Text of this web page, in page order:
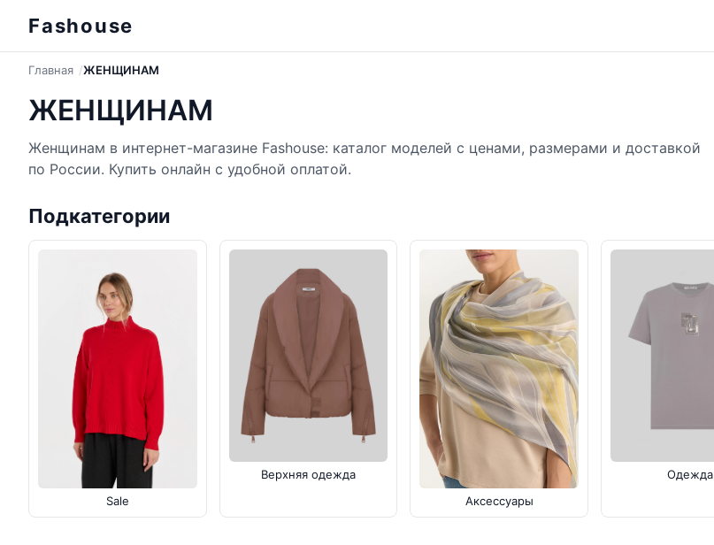
Fashouse
Главная ЖЕНЩИНАМ
ЖЕНЩИНАМ
Женщинам в интернет-магазине Fashouse: каталог моделей с ценами, размерами и доставкой
по России. Купить онлайн с удобной оплатой.
Подкатегории
Sale
Верхняя одежда
Аксессуары
Одежда